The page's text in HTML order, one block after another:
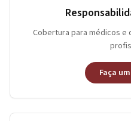
Cobertura para médicos
Faça